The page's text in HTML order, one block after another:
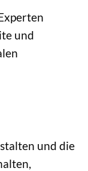
und
und die